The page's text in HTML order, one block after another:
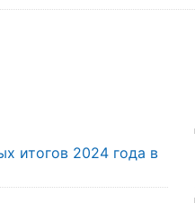
итогов 2024 года в